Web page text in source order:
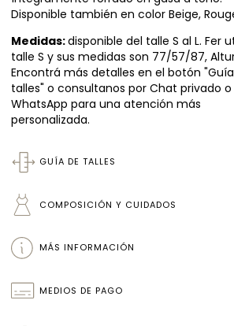
Disponible también en color Beige,
Medidas:disponible del talle S al L. Fer
talle S y sus medidas son 77/57/87,
Encontrá más detalles en el botón
talles" o consultanos por Chat privado o
WhatsApp para una atención más
personalizada.
GUÍA DE TALLES
COMPOSICIÓN Y CUIDADOS
MÁS INFORMACIÓN
MEDIOS DE PAGO